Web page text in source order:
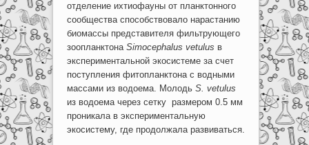
отделение ихтиофауны от планктонного
сообщества способствовало нарастанию
биомассы представителя фильтрующего
зоопланктона Simocephalus vetulus в
экспериментальной экосистеме за счет
поступления фитопланктона с водными
массами из водоема. Молодь S. vetulus
из водоема через сетку размером 0.5 мм
проникала в экспериментальную
экосистему, где продолжала развиваться.